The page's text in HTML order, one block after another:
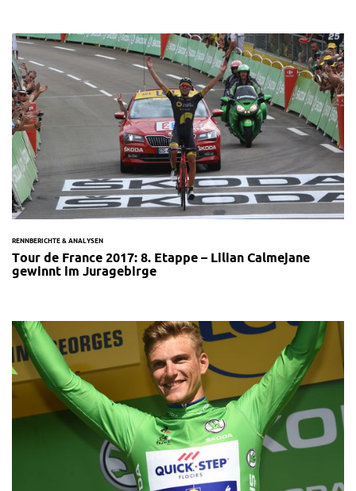
RENNBERICHTE & ANALYSEN
Tour de France 2017: 8. Etappe – Lilian Calmejane
gewinnt im Juragebirge